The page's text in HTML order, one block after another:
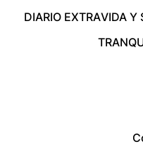
DIARIO EXTRAVIDA Y